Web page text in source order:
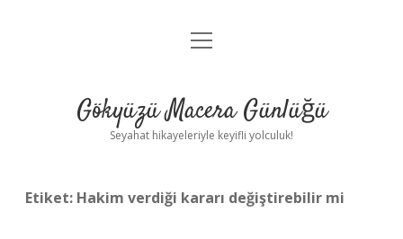
Anasayfa
Yasal Uyarı
menüyü
Gökyüzü Macera Günlüğü
Seyahat hikayeleriyle keyifli yolculuk!
Etiket: Hakim verdiği kararı değiştirebilir mi